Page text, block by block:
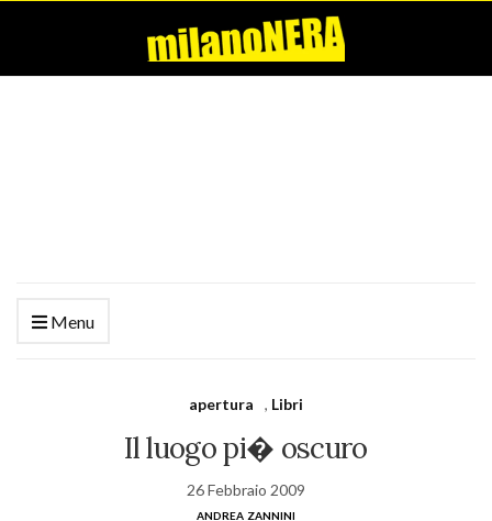
Menu
apertura , Libri
Il luogo pi� oscuro
26 Febbraio 2009
andrea zannini